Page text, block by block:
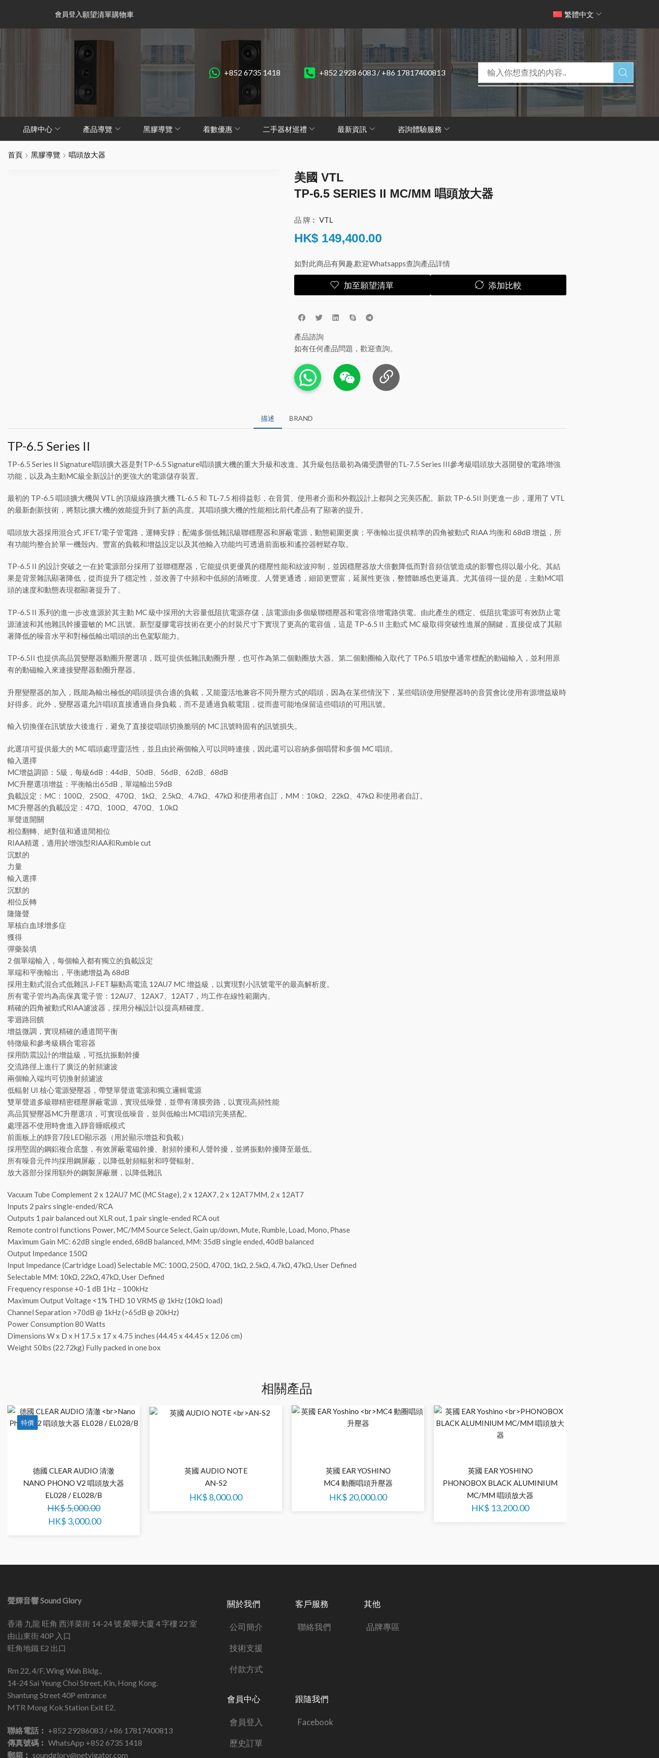
會員登入 願望清單購物車 繁體中文
+852 6735 1418 +852 2928 6083 / +86 17817400813
品牌中心 產品導覽 黑膠導覽 着數優惠 二手器材巡禮 最新資訊 咨詢體驗服務
首頁 黑膠導覽 唱頭放大器
美國 VTL
TP-6.5 SERIES II MC/MM 唱頭放大器
品 牌︰ VTL
HK$ 149,400.00
如對此商品有興趣,歡迎Whatsapps查詢產品詳情
加至願望清單 添加比較
產品諮詢
如有任何產品問題，歡迎查詢。
描述 BRAND
TP-6.5 Series II
TP-6.5 Series II Signature唱頭擴大器是對TP-6.5 Signature唱頭擴大機的重大升級和改進。其升級包括最初為備受讚譽的TL-7.5 Series III參考級唱頭放大器開發的電路增強
功能，以及為主動MC級全新設計的更強大的電源儲存裝置。
最初的 TP-6.5 唱頭擴大機與 VTL 的頂級線路擴大機 TL-6.5 和 TL-7.5 相得益彰，在音質、使用者介面和外觀設計上都與之完美匹配。新款 TP-6.5II 則更進一步，運用了 VTL
的最新創新技術，將類比擴大機的效能提升到了新的高度。其唱頭擴大機的性能相比前代產品有了顯著的提升。
唱頭放大器採用混合式 JFET/電子管電路，運轉安靜；配備多個低雜訊級聯穩壓器和屏蔽電源，動態範圍更廣；平衡輸出提供精準的四角被動式 RIAA 均衡和 68dB 增益，所
有功能均整合於單一機殼內。豐富的負載和增益設定以及其他輸入功能均可透過前面板和遙控器輕鬆存取。
TP-6.5 II 的設計突破之一在於電源部分採用了並聯穩壓器，它能提供更優異的穩壓性能和紋波抑制，並因穩壓器放大倍數降低而對音頻信號造成的影響也得以最小化。其結
果是背景雜訊顯著降低，從而提升了穩定性，並改善了中頻和中低頻的清晰度。人聲更通透，細節更豐富，延展性更強，整體聽感也更逼真。尤其值得一提的是，主動MC唱
頭的速度和動態表現都顯著提升了。
TP-6.5 II 系列的進一步改進源於其主動 MC 級中採用的大容量低阻抗電源存儲，該電源由多個級聯穩壓器和電容倍增電路供電。由此產生的穩定、低阻抗電源可有效防止電
源漣波和其他雜訊幹擾靈敏的 MC 訊號。新型凝膠電容技術在更小的封裝尺寸下實現了更高的電容值，這是 TP-6.5 II 主動式 MC 級取得突破性進展的關鍵，直接促成了其顯
著降低的噪音水平和對極低輸出唱頭的出色駕馭能力。
TP-6.5II 也提供高品質變壓器動圈升壓選項，既可提供低雜訊動圈升壓，也可作為第二個動圈放大器。第二個動圈輸入取代了 TP6.5 唱放中通常標配的動磁輸入，並利用原
有的動磁輸入來連接變壓器動圈升壓器。
升壓變壓器的加入，既能為輸出極低的唱頭提供合適的負載，又能靈活地兼容不同升壓方式的唱頭，因為在某些情況下，某些唱頭使用變壓器時的音質會比使用有源增益級時
好得多。此外，變壓器還允許唱頭直接通過自身負載，而不是通過負載電阻，從而盡可能地保留這些唱頭的可用訊號。
輸入切換僅在訊號放大後進行，避免了直接從唱頭切換脆弱的 MC 訊號時固有的訊號損失。
此選項可提供最大的 MC 唱頭處理靈活性，並且由於兩個輸入可以同時連接，因此還可以容納多個唱臂和多個 MC 唱頭。
輸入選擇
MC增益調節：5級，每級6dB：44dB、50dB、56dB、62dB、68dB
MC升壓選項增益：平衡輸出65dB，單端輸出59dB
負載設定：MC：100Ω、250Ω、470Ω、1kΩ、2.5kΩ、4.7kΩ、47kΩ 和使用者自訂，MM：10kΩ、22kΩ、47kΩ 和使用者自訂。
MC升壓器的負載設定：47Ω、100Ω、470Ω、1.0kΩ
單聲道開關
相位翻轉、絕對值和通道間相位
RIAA精選，適用於增強型RIAA和Rumble cut
沉默的
力量
輸入選擇
沉默的
相位反轉
隆隆聲
單核白血球增多症
獲得
彈藥裝填
2 個單端輸入，每個輸入都有獨立的負載設定
單端和平衡輸出，平衡總增益為 68dB
採用主動式混合式低雜訊 J-FET 驅動高電流 12AU7 MC 增益級，以實現對小訊號電平的最高解析度。
所有電子管均為高保真電子管：12AU7、12AX7、12AT7，均工作在線性範圍內。
精確的四角被動式RIAA濾波器，採用分極設計以提高精確度。
零迴路回饋
增益微調，實現精確的通道間平衡
特徵級和參考級耦合電容器
採用防震設計的增益級，可抵抗振動幹擾
交流路徑上進行了廣泛的射頻濾波
兩個輸入端均可切換射頻濾波
低輻射 UI 核心電源變壓器，帶雙單聲道電源和獨立邏輯電源
雙單聲道多級聯精密穩壓屏蔽電源，實現低噪聲，並帶有薄膜旁路，以實現高頻性能
高品質變壓器MC升壓選項，可實現低噪音，並與低輸出MC唱頭完美搭配。
處理器不使用時會進入靜音睡眠模式
前面板上的靜音7段LED顯示器（用於顯示增益和負載）
採用堅固的鋼鋁複合底盤，有效屏蔽電磁幹擾、射頻幹擾和人聲幹擾，並將振動幹擾降至最低。
所有噪音元件均採用鋼屏蔽，以降低射頻輻射和哼聲輻射。
放大器部分採用額外的鋼製屏蔽層，以降低雜訊
Vacuum Tube Complement 2 x 12AU7 MC (MC Stage), 2 x 12AX7, 2 x 12AT7MM, 2 x 12AT7
Inputs 2 pairs single-ended/RCA
Outputs 1 pair balanced out XLR out, 1 pair single-ended RCA out
Remote control functions Power, MC/MM Source Select, Gain up/down, Mute, Rumble, Load, Mono, Phase
Maximum Gain MC: 62dB single ended, 68dB balanced, MM: 35dB single ended, 40dB balanced
Output Impedance 150Ω
Input Impedance (Cartridge Load) Selectable MC: 100Ω, 250Ω, 470Ω, 1kΩ, 2.5kΩ, 4.7kΩ, 47kΩ, User Defined
Selectable MM: 10kΩ, 22kΩ, 47kΩ, User Defined
Frequency response +0-1 dB 1Hz – 100kHz
Maximum Output Voltage <1% THD 10 VRMS @ 1kHz (10kΩ load)
Channel Separation >70dB @ 1kHz (>65dB @ 20kHz)
Power Consumption 80 Watts
Dimensions W x D x H 17.5 x 17 x 4.75 inches (44.45 x 44.45 x 12.06 cm)
Weight 50lbs (22.72kg) Fully packed in one box
相關產品
特價
德國 CLEAR AUDIO 清澈
NANO PHONO V2 唱頭放大器
EL028 / EL028/B
HK$5,000.00
HK$ 3,000.00
英國 AUDIO NOTE
AN-S2
HK$ 8,000.00
英國 EAR YOSHINO
MC4 動圈唱頭升壓器
HK$ 20,000.00
英國 EAR YOSHINO
PHONOBOX BLACK ALUMINIUM
MC/MM 唱頭放大器
HK$ 13,200.00
聲輝音響 Sound Glory
香港 九龍 旺角 西洋菜街 14-24 號 榮華大廈 4 字樓 22 室
由山東街 40P 入口
旺角地鐵 E2 出口
Rm 22, 4/F, Wing Wah Bldg.,
14-24 Sai Yeung Choi Street, Kln, Hong Kong.
Shantung Street 40P entrance
MTR Mong Kok Station Exit E2.
聯絡電話︰ +852 29286083 / +86 17817400813
傳真號碼︰ WhatsApp +852 6735 1418
郵箱︰ soundglory@netvigator.com
關於我們
公司簡介
技術支援
付款方式
客戶服務
聯絡我們
其他
品牌專區
會員中心
會員登入
歷史訂單
跟隨我們
Facebook